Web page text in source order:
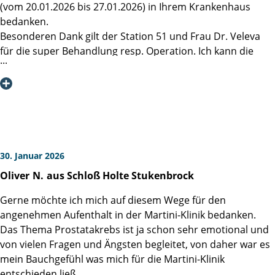
diese hervorragende medizinische und menschliche
Betreuung.
(vom 20.01.2026 bis 27.01.2026) in Ihrem Krankenhaus
bedanken.
Besonderen Dank gilt der Station 51 und Frau Dr. Veleva
für die super Behandlung resp. Operation. Ich kann die
Martini-Klinik nur bestens weiterempfehlen. Es stimmt alles
und trägt definitiv zur Erholung nach so einer OP bei.
30. Januar 2026
Oliver N. aus Schloß Holte Stukenbrock
Gerne möchte ich mich auf diesem Wege für den
angenehmen Aufenthalt in der Martini-Klinik bedanken.
Das Thema Prostatakrebs ist ja schon sehr emotional und
von vielen Fragen und Ängsten begleitet, von daher war es
mein Bauchgefühl was mich für die Martini-Klinik